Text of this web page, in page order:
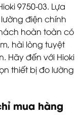
9750-03. Lựa
điện chính
hoàn toàn có
hài lòng tuyệt
Hãy đến với Hioki
thiết bị đo lường
mua hàng